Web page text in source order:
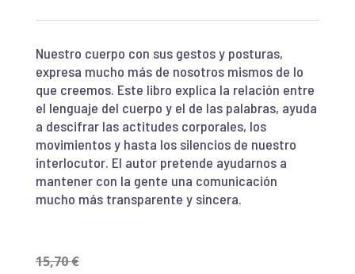
Nuestro cuerpo con sus gestos y posturas,
expresa mucho más de nosotros mismos de lo
que creemos. Este libro explica la relación entre
el lenguaje del cuerpo y el de las palabras, ayuda
a descifrar las actitudes corporales, los
movimientos y hasta los silencios de nuestro
interlocutor. El autor pretende ayudarnos a
mantener con la gente una comunicación
mucho más transparente y sincera.
15,70€